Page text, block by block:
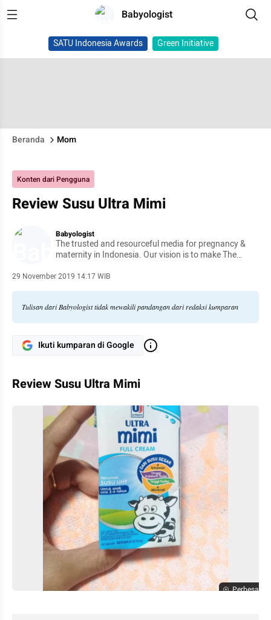
Babyologist
SATU Indonesia Awards Green Initiative
Beranda Mom
Konten dari Pengguna
Review Susu Ultra Mimi
Babyologist
The trusted and resourceful media for pregnancy &
maternity in Indonesia. Our vision is to make The
29 November 2019 14:17 WIB
Tulisan dari Babyologist tidak mewakili pandangan dari redaksi kumparan
Ikuti kumparan di Google
Review Susu Ultra Mimi
Perbesar